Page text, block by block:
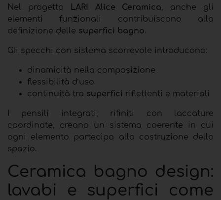
Nel progetto LARI Alice Ceramica, anche gli
elementi funzionali contribuiscono alla
definizione delle superfici bagno.
Gli specchi con sistema scorrevole introducono:
dinamicità nella composizione
flessibilità d’uso
continuità tra superfici riflettenti e materiali
I pensili integrati, rifiniti con laccature
coordinate, creano un sistema coerente in cui
ogni elemento partecipa alla costruzione dello
spazio.
Ceramica bagno design:
lavabi e superfici come